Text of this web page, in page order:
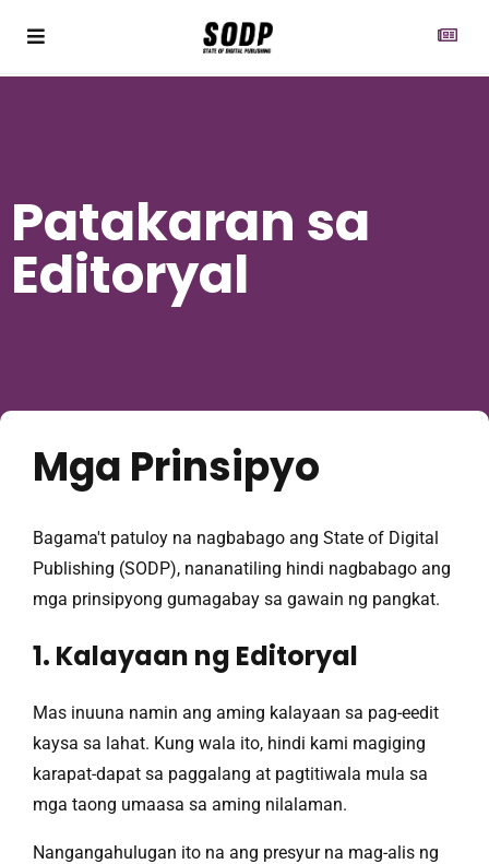
Patakaran sa
Editoryal
Mga Prinsipyo
Bagama't patuloy na nagbabago ang State of Digital
Publishing (SODP), nananatiling hindi nagbabago ang
mga prinsipyong gumagabay sa gawain ng pangkat.
1. Kalayaan ng Editoryal
Mas inuuna namin ang aming kalayaan sa pag-eedit
kaysa sa lahat. Kung wala ito, hindi kami magiging
karapat-dapat sa paggalang at pagtitiwala mula sa
mga taong umaasa sa aming nilalaman.
Nangangahulugan ito na ang presyur na mag-alis ng